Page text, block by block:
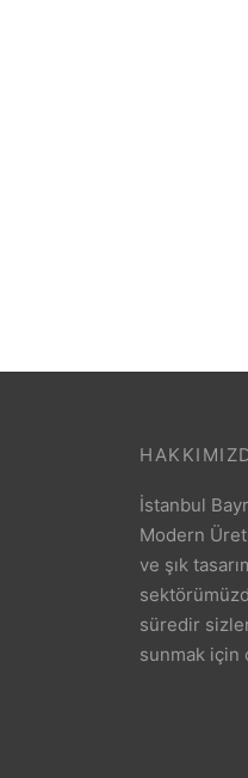
İstanbul
Modern
ve şık
süredir
sunmak için